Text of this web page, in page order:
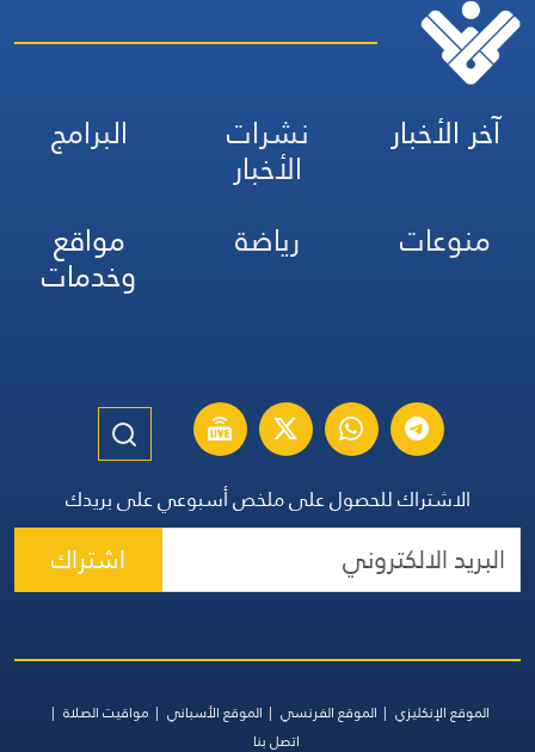
آخر الأخبار نشرات
الأخبار
البرامج
منوعات
رياضة مواقع
وخدمات
الاشتراك للحصول على ملخص أسبوعي على بريدك
اشتراك
الموقع الإنكليزي الموقع الفرنسي الموقع الأسباني
مواقيت الصلاة
اتصل بنا